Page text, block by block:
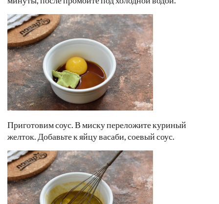
Приготовим соус. В миску переложите куриный
желток. Добавьте к яйцу васаби, соевый соус.